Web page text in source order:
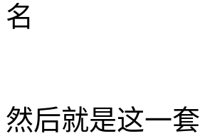
名
然后就是这一